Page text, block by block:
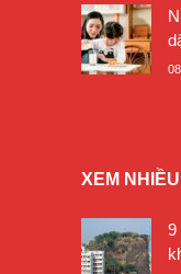
XEM NHIỀU
9